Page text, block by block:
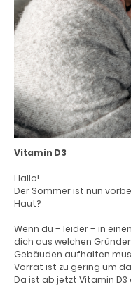
Vitamin D3
Hallo!
Der Sommer ist nun
Haut?
Wenn du – leider – in
dich aus welchen
Gebäuden aufhalten
Vorrat ist zu gering um
Da ist ab jetzt Vitamin